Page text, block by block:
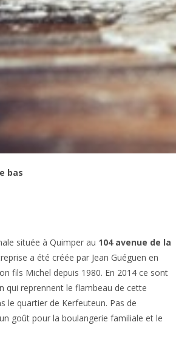
située à Quimper au 104 avenue de la
a été créée par Jean Guéguen en
fils Michel depuis 1980. En 2014 ce sont
qui reprennent le flambeau de cette
le quartier de Kerfeuteun. Pas de
goût pour la boulangerie familiale et le